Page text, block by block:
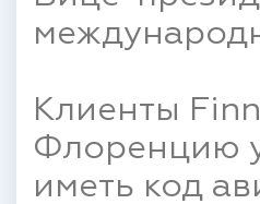
Клиенты
Флоренцию
иметь код